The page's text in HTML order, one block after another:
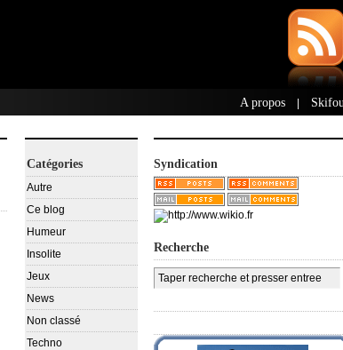
A propos
Catégories
Autre
Ce blog
Humeur
Insolite
Jeux
News
Non classé
Techno
Syndication
Recherche